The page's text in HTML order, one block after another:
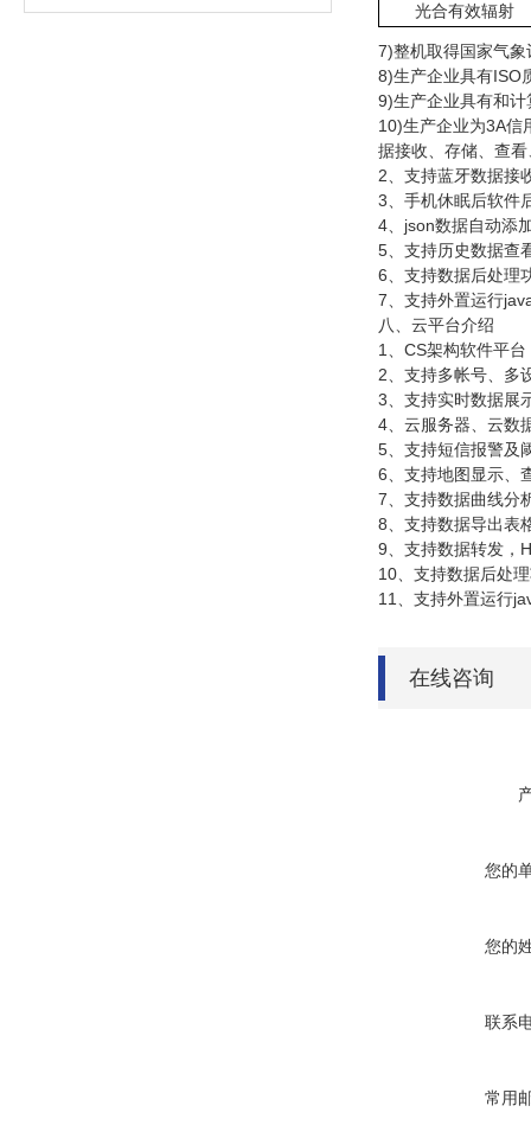
光合有效辐射
7)整机取得国家气
8)生产企业具有ISO
9)生产企业具有和
10)生产企业为3A信
据接收、存储、查
2 、支持蓝牙数据接
3 、手机休眠后软件
4
json数据自动添
5 、支持历史数据
6 、支持数据后处理
7 、支持外置运行
八、云平台介绍
1
CS架构软件平
2 、支持多帐号、多
3 、支持实时数据
4 、云服务器、云
5 、支持短信报警及
6 、支持地图显示、
7 、支持数据曲线分
8 、支持数据导出表
9 、支持数据转发，
10 、支持数据后处
11
、支持外置运行
在线咨询
您的
您的
联系
常用